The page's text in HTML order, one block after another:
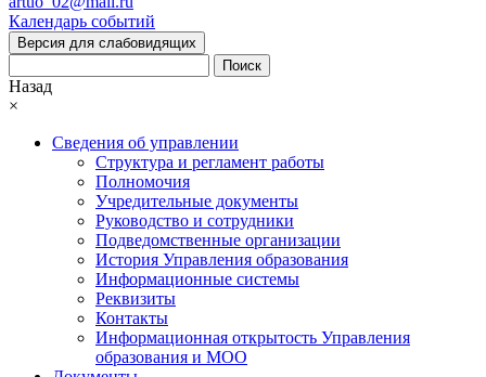
Календарь событий
Версия для слабовидящих
Поиск
Назад
×
Сведения об управлении
Структура и регламент работы
Полномочия
Учредительные документы
Руководство и сотрудники
Подведомственные организации
История Управления образования
Информационные системы
Реквизиты
Контакты
Информационная открытость Управления
образования и МОО